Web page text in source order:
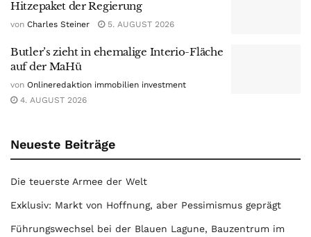
Hitzepaket der Regierung
von Charles Steiner 5. AUGUST 2026
Butler’s zieht in ehemalige Interio-Fläche
auf der MaHü
von Onlineredaktion immobilien investment
4. AUGUST 2026
Neueste Beiträge
Die teuerste Armee der Welt
Exklusiv: Markt von Hoffnung, aber Pessimismus geprägt
Führungswechsel bei der Blauen Lagune, Bauzentrum im